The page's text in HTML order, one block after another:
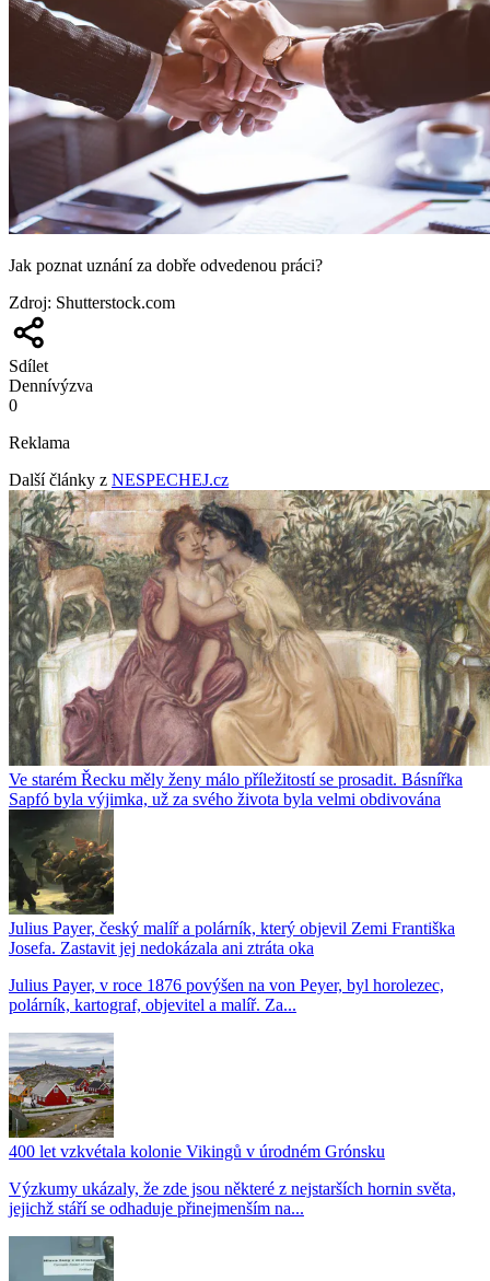
Jak poznat uznání za dobře odvedenou práci?
Zdroj: Shutterstock.com
Sdílet
Dennívýzva
0
Reklama
Další články z NESPECHEJ.cz
Ve starém Řecku měly ženy málo příležitostí se prosadit. Básnířka
Sapfó byla výjimka, už za svého života byla velmi obdivována
Julius Payer, český malíř a polárník, který objevil Zemi Františka
Josefa. Zastavit jej nedokázala ani ztráta oka
Julius Payer, v roce 1876 povýšen na von Peyer, byl horolezec,
polárník, kartograf, objevitel a malíř. Za...
400 let vzkvétala kolonie Vikingů v úrodném Grónsku
Výzkumy ukázaly, že zde jsou některé z nejstarších hornin světa,
jejichž stáří se odhaduje přinejmenším na...